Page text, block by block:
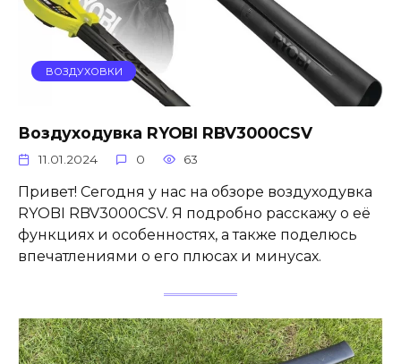
ВОЗДУХОВКИ
Воздуходувка RYOBI RBV3000CSV
11.01.2024 0 63
Привет! Сегодня у нас на обзоре воздуходувка
RYOBI RBV3000CSV. Я подробно расскажу о её
функциях и особенностях, а также поделюсь
впечатлениями о его плюсах и минусах.